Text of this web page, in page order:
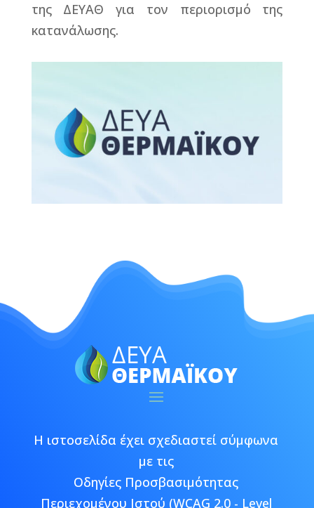
της ΔΕΥΑΘ για τον περιορισμό της
κατανάλωσης.
Η ιστοσελίδα έχει σχεδιαστεί σύμφωνα
με τις
Οδηγίες Προσβασιμότητας
Περιεχομένου Ιστού (WCAG 2.0 - Level